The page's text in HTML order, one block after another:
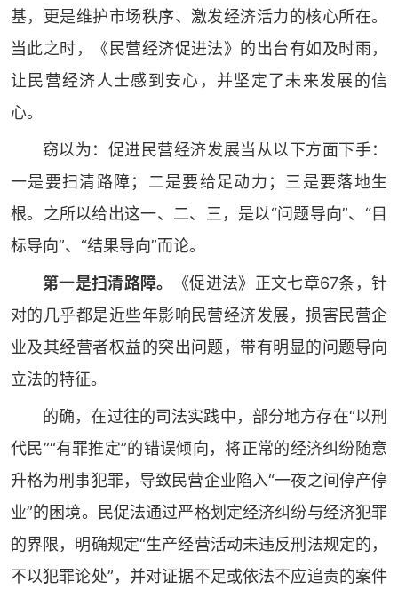
基，更是维护市场秩序、激发经济活力的核心所在。
当此之时，《民营经济促进法》的出台有如及时雨，
让民营经济人士感到安心，并坚定了未来发展的信
心。
窃以为：促进民营经济发展当从以下方面下手：
一是要扫清路障；二是要给足动力；三是要落地生
根。之所以给出这一、二、三，是以“问题导向”、“目
标导向”、“结果导向”而论。
第一是扫清路障。
《促进法》正文七章67条，针
对的几乎都是近些年影响民营经济发展，损害民营企
业及其经营者权益的突出问题，带有明显的问题导向
立法的特征。
的确，在过往的司法实践中，部分地方存在“以刑
代民”“有罪推定”的错误倾向，将正常的经济纠纷随意
升格为刑事犯罪，导致民营企业陷入“一夜之间停产停
业”的困境。民促法通过严格划定经济纠纷与经济犯罪
的界限，明确规定“生产经营活动未违反刑法规定的，
不以犯罪论处”，并对证据不足或依法不应追责的案件